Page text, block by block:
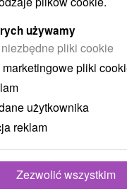
& Sun
kraj -Ždiar
rodzinny, otwarty przez
przepięknym otoczeniu
na Tatry Bielskie...
POKAZ
używamy
pliki cookie
pliki
użytkownika
reklam
Zezwolić wszystkim